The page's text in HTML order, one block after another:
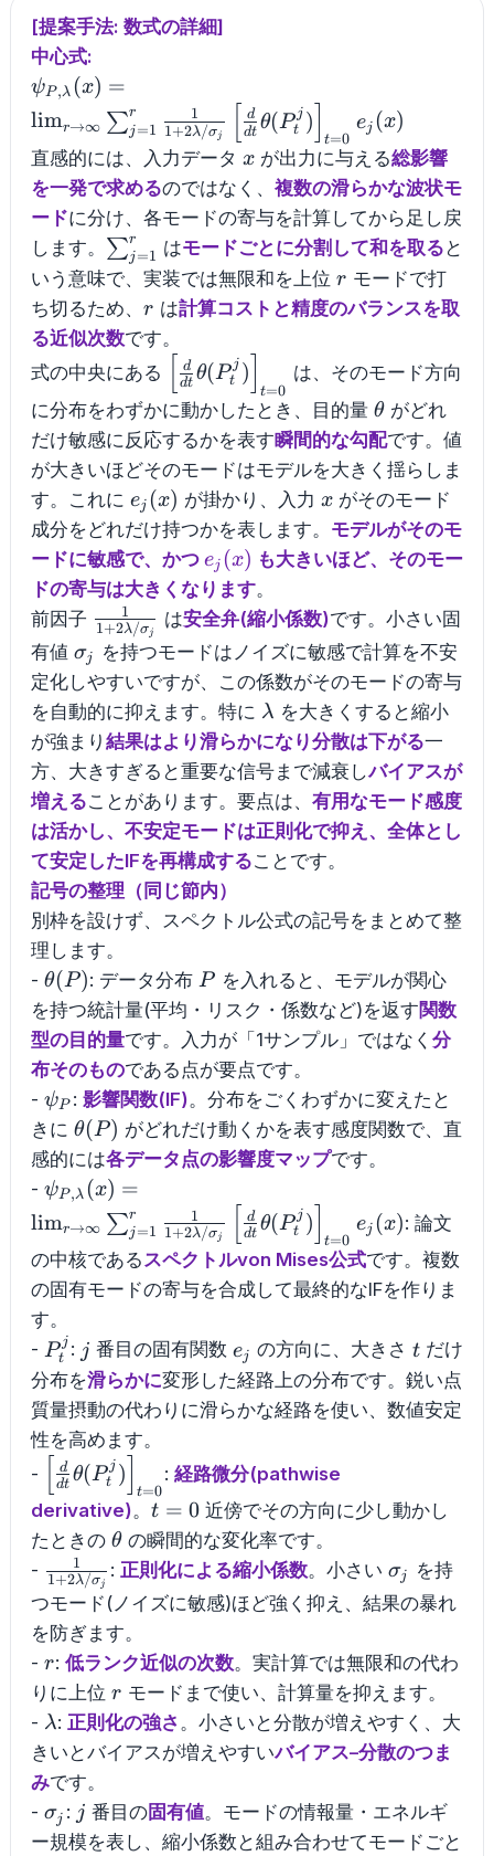
[提案手法: 数式の詳細]
中心式:
\psi_{P,\lambda}
(x)=\lim_{r\to\infty}\sum_{j=1}^{r}\frac{1}
{1+2\lambda/\sigma_j}\left[\frac{d}
{dt}\theta(P_t^j)\right]_{t=0}e_j(x)
ψP,λ (x) =
limr→∞ ∑j=1
r
1+2λ/σj
1
dt
d θ(Pt
j )
t=0
ej (x)
直感的には、入力データ x
x が出力に与える総影響
を一発で求めるのではなく、 複数の滑らかな波状モ
ードに分け、各モードの寄与を計算してから足し戻
します。 \sum_{j=1}^{r}
∑j=1
r はモードごとに分割して和を取る と
いう意味で、実装では無限和を上位 r
r モードで打
ち切るため、 r
r は計算コストと精度のバランスを取
る近似次数です。
式の中央にある
\left[\frac{d}
{dt}\theta(P_t^j)\right]_{t=0}
dt
d θ(Pt
j )
t=0
は、そのモード方向
に分布をわずかに動かしたとき、目的量 \theta
θがどれ
だけ敏感に反応するかを表す瞬間的な勾配です。値
が大きいほどそのモードはモデルを大きく揺らしま
す。これに e_j(x)
ej (x) が掛かり、入力 x
x がそのモード
成分をどれだけ持つかを表します。 モデルがそのモ
ードに敏感で、かつ e_j(x)
ej (x) も大きいほど、そのモー
ドの寄与は大きくなります。
前因子 \frac{1}
{1+2\lambda/\sigma_j}
1+2λ/σj
1 は安全弁(縮小係数)です。小さい固
有値 \sigma_j
σj
を持つモードはノイズに敏感で計算を不安
定化しやすいですが、この係数がそのモードの寄与
を自動的に抑えます。特に \lambda
λ を大きくすると縮小
が強まり 結果はより滑らかになり分散は下がる一
方、大きすぎると重要な信号まで減衰しバイアスが
増えることがあります。要点は、 有用なモード感度
は活かし、不安定モードは正則化で抑え、全体とし
て安定したIFを再構成することです。
記号の整理（同じ節内）
別枠を設けず、スペクトル公式の記号をまとめて整
理します。
- \theta(P)
θ( P): データ分布 P
P を入れると、モデルが関心
を持つ統計量(平均・リスク・係数など)を返す関数
型の目的量です。入力が「1サンプル」ではなく 分
布そのものである点が要点です。
- \psi_P
ψP : 影響関数(IF)。分布をごくわずかに変えたと
きに \theta(P)
θ( P) がどれだけ動くかを表す感度関数で、直
感的には各データ点の影響度マップです。
- \psi_{P,\lambda}
{1+2\lambda/\sigma_j}\left[\frac{d}
{dt}\theta(P_t^j)\right]_{t=0}e_j(x)
ψP,λ (x) =
limr→∞ ∑j =1
r
1+2λ/σj
1
dt
d θ(Pt
j )
t=0
ej (x): 論文
の中核であるスペクトルvon Mises公式です。複数
の固有モードの寄与を合成して最終的なIFを作りま
す。
- P_t^j
Pt
j : jj 番目の固有関数 e_j
ej の方向に、大きさ t
tだけ
分布を滑らかに変形した経路上の分布です。鋭い点
質量摂動の代わりに滑らかな経路を使い、数値安定
性を高めます。
-
\left[\frac{d}
{dt}\theta(P_t^j)\right]_{t=0}
dt
d θ(Pt
j )
t=0
:経路微分(pathwise
derivative)。 t=0
t = 0 近傍でその方向に少し動かし
たときの \theta
θの瞬間的な変化率です。
- \frac{1}
{1+2\lambda/\sigma_j}
1+2λ/σj
1 : 正則化による縮小係数。小さい \sigma_j
σj
を持
つモード(ノイズに敏感)ほど強く抑え、結果の暴れ
を防ぎます。
- r
r: 低ランク近似の次数。実計算では無限和の代わ
りに上位 r
r モードまで使い、計算量を抑えます。
- \lambda
λ: 正則化の強さ 。小さいと分散が増えやすく、大
きいとバイアスが増えやすいバイアス–分散のつま
みです。
- \sigma_j
σj : jj 番目の固有値。モードの情報量・エネルギ
ー規模を表し、縮小係数と組み合わせてモードごと